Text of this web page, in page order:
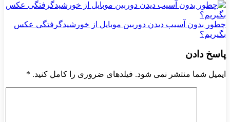
چطور بدون آسیب دیدن دوربین موبایل از خورشیدگرفتگی عکس
بگیریم؟
پاسخ دادن
ایمیل شما منتشر نمی شود. فیلدهای ضروری را کامل کنید. *